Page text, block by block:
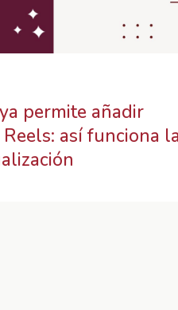
permite añadir
así funciona